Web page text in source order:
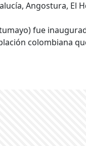
Angostura, El
fue
colombiana